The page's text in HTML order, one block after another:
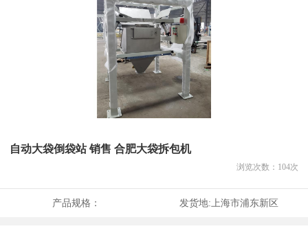
自动大袋倒袋站 销售 合肥大袋拆包机
浏览次数： 104次
产品规格： 发货地: 上海市浦东新区